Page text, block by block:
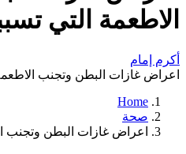
الاطعمة التي
أكرم إمام
اعراض غازات البطن وتجنب
Home
صحة
اعراض غازات البطن وتجنب